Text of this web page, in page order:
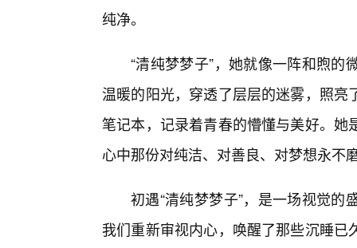
纯净。
“清纯梦梦子”，她就像一阵和煦
温暖的阳光，穿透了层层的迷雾，照
笔记本，记录着青春的懵懂与美好。
心中那份对纯洁、对善良、对梦想永不
初遇“清纯梦梦子”，是一场视觉
我们重新审视内心，唤醒了那些沉睡